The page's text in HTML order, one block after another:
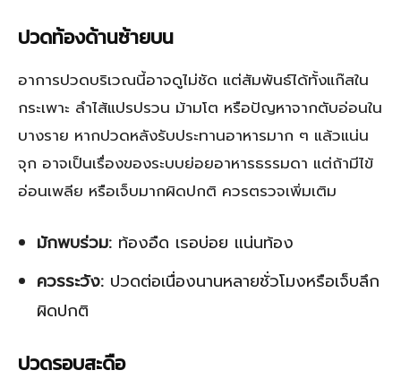
ปวดท้องด้านซ้ายบน
อาการปวดบริเวณนี้อาจดูไม่ชัด แต่สัมพันธ์ได้ทั้งแก๊สใน
กระเพาะ ลำไส้แปรปรวน ม้ามโต หรือปัญหาจากตับอ่อนใน
บางราย หากปวดหลังรับประทานอาหารมาก ๆ แล้วแน่น
จุก อาจเป็นเรื่องของระบบย่อยอาหารธรรมดา แต่ถ้ามีไข้
อ่อนเพลีย หรือเจ็บมากผิดปกติ ควรตรวจเพิ่มเติม
มักพบร่วม: ท้องอืด เรอบ่อย แน่นท้อง
ควรระวัง: ปวดต่อเนื่องนานหลายชั่วโมงหรือเจ็บลึก
ผิดปกติ
ปวดรอบสะดือ